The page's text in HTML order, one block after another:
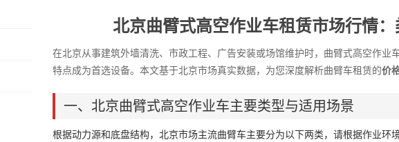
北京曲臂式高空作业车租赁市场行情
在北京从事建筑外墙清洗、市政工程、广告安装或场馆维护时，曲臂式高空作业
特点成为首选设备。本文基于北京市场真实数据，为您深度解析曲臂车租赁的价
一、北京曲臂式高空作业车主要类型与适用场景
根据动力源和底盘结构，北京市场主流曲臂车主要分为以下两类，请根据作业环境